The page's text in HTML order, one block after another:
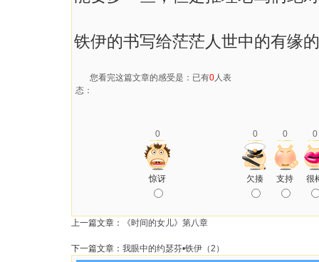
铁伊的书写给茫茫人世中的有缘
您看完这篇文章的感受是：已有0人表
态：
0 0 0 0
惊讶 欠揍 支持 很
上一篇文章： 《时间的女儿》第八章
下一篇文章： 我眼中的约瑟芬•铁伊（2）